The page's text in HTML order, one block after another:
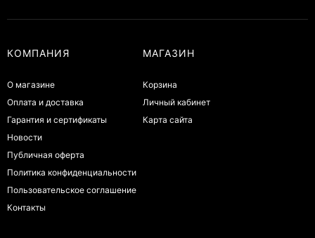
КОМПАНИЯ
О магазине
Оплата и доставка
Гарантия и сертификаты
Новости
Публичная оферта
Политика конфиденциальности
Пользовательское соглашение
Контакты
МАГАЗИН
Корзина
Личный кабинет
Карта сайта